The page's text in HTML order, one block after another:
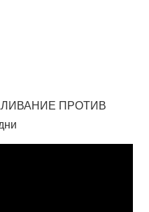
ПРОТИВ